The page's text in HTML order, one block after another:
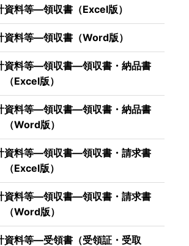
資料等―領収書（Excel版）
資料等―領収書（Word版）
資料等―領収書―領収書・納品書
（Excel版）
資料等―領収書―領収書・納品書
（Word版）
資料等―領収書―領収書・請求書
（Excel版）
資料等―領収書―領収書・請求書
（Word版）
資料等―受領書（受領証・受取